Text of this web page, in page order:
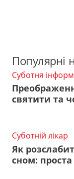
Популярні
Суботня
святити та
Суботній лікар
Як
сном: